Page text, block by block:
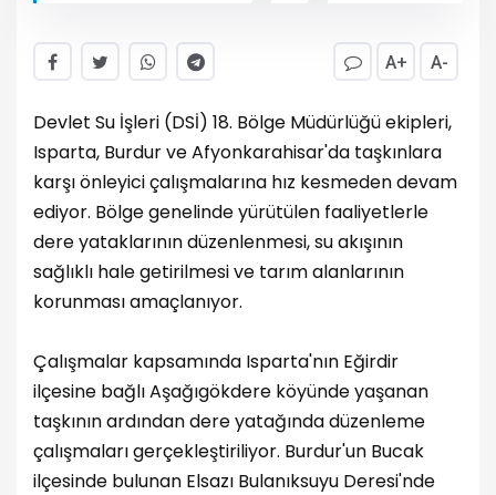
A+ A-
Devlet Su İşleri (DSİ) 18. Bölge Müdürlüğü ekipleri,
Isparta, Burdur ve Afyonkarahisar'da taşkınlara
karşı önleyici çalışmalarına hız kesmeden devam
ediyor. Bölge genelinde yürütülen faaliyetlerle
dere yataklarının düzenlenmesi, su akışının
sağlıklı hale getirilmesi ve tarım alanlarının
korunması amaçlanıyor.
Çalışmalar kapsamında Isparta'nın Eğirdir
ilçesine bağlı Aşağıgökdere köyünde yaşanan
taşkının ardından dere yatağında düzenleme
çalışmaları gerçekleştiriliyor. Burdur'un Bucak
ilçesinde bulunan Elsazı Bulanıksuyu Deresi'nde